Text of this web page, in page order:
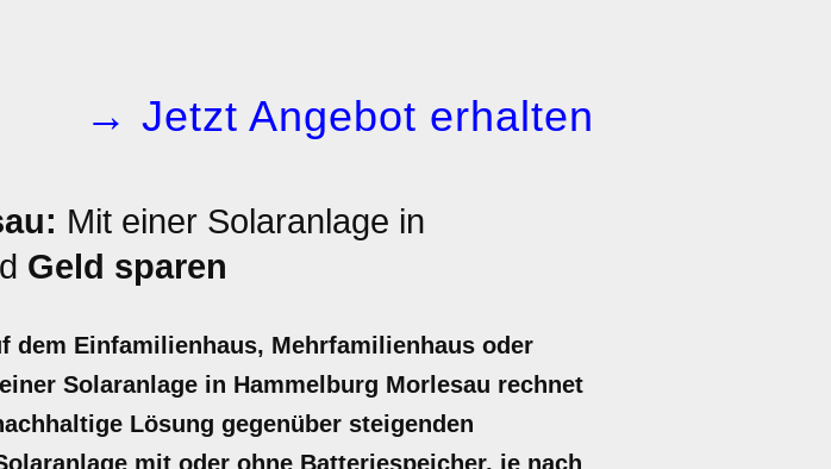
→ Jetzt Angebot erhalten
Mit einer Solaranlage in
Geld sparen
dem Einfamilienhaus, Mehrfamilienhaus oder
Solaranlage in Hammelburg Morlesau rechnet
Lösung gegenüber steigenden
mit oder ohne Batteriespeicher, je nach